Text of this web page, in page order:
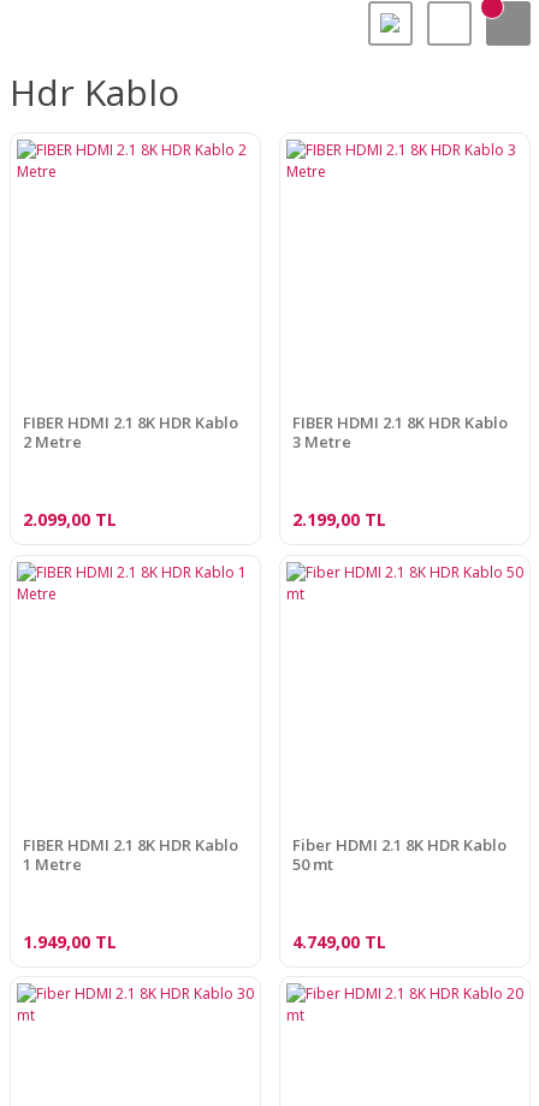
Hdr Kablo
FIBER HDMI 2.1 8K HDR Kablo
2 Metre
2.099,00 TL
FIBER HDMI 2.1 8K HDR Kablo
3 Metre
2.199,00 TL
FIBER HDMI 2.1 8K HDR Kablo
1 Metre
1.949,00 TL
Fiber HDMI 2.1 8K HDR Kablo
50 mt
4.749,00 TL